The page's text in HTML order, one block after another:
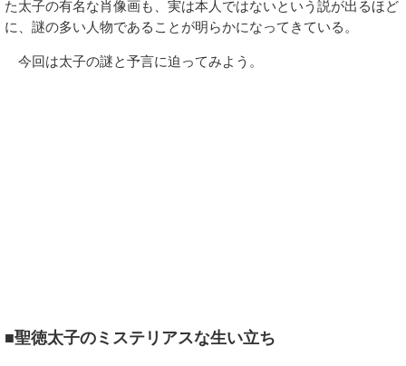
た太子の有名な肖像画も、実は本人ではないという説が出るほど
に、謎の多い人物であることが明らかになってきている。
今回は太子の謎と予言に迫ってみよう。
■聖徳太子のミステリアスな生い立ち